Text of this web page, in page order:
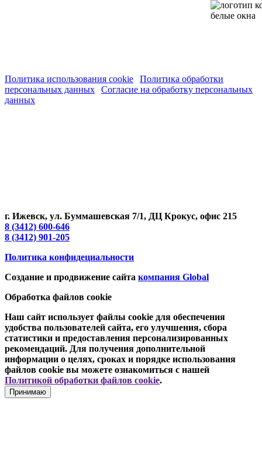
Политика использования cookie
Политика обработки
персональных данных
Согласие на обработку персональных
данных
г. Ижевск, ул. Буммашевская 7/1, ДЦ Крокус, офис 215
8 (3412) 600-646
8 (3412) 901-205
Политика конфидециальности
Создание и продвижение сайта компания Global
Обработка файлов cookie
Наш сайт использует файлы cookie для обеспечения
удобства пользователей сайта, его улучшения, сбора
статистики и предоставления персонализированных
рекомендаций. Для получения дополнительной
информации о целях, сроках и порядке использования
файлов cookie вы можете ознакомиться с нашей
Политикой обработки файлов cookie.
Принимаю